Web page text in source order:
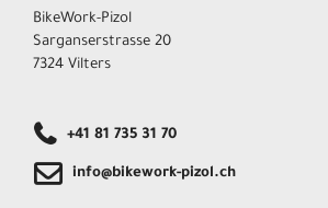
BikeWork-Pizol
Sarganserstrasse 20
7324 Vilters
+41 81 735 31 70
info@bikework-pizol.ch